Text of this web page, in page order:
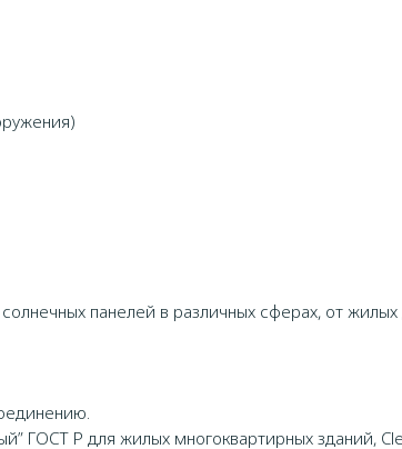
панелей в различных сферах, от
ГОСТ Р для жилых многоквартирных зданий,